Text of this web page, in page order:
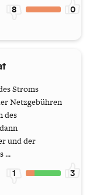
8 0
Stroms
Netzgebühren
des
und der
...
1 3